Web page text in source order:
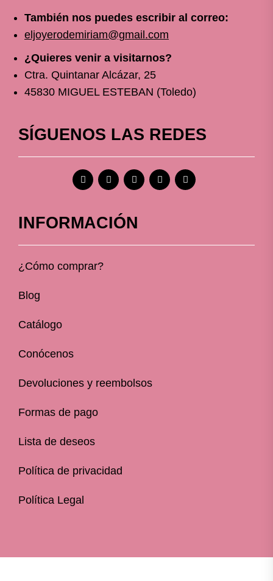
También nos puedes escribir al correo:
eljoyerodemiriam@gmail.com
¿Quieres venir a visitarnos?
Ctra. Quintanar Alcázar, 25
45830 MIGUEL ESTEBAN (Toledo)
SÍGUENOS LAS REDES
INFORMACIÓN
¿Cómo comprar?
Blog
Catálogo
Conócenos
Devoluciones y reembolsos
Formas de pago
Lista de deseos
Política de privacidad
Política Legal